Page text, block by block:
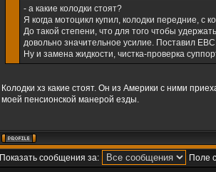
- а какие колодки стоят?
Я когда мотоцикл купил, колодки передние, с
До такой степени, что для того чтобы
довольно значительное усилие. Поставил
Ну и замена жидкости, чистка-проверка
Колодки хз какие стоят. Он из Америки с ними
моей пенсионской манерой езды.
Показать сообщения за:
Поле